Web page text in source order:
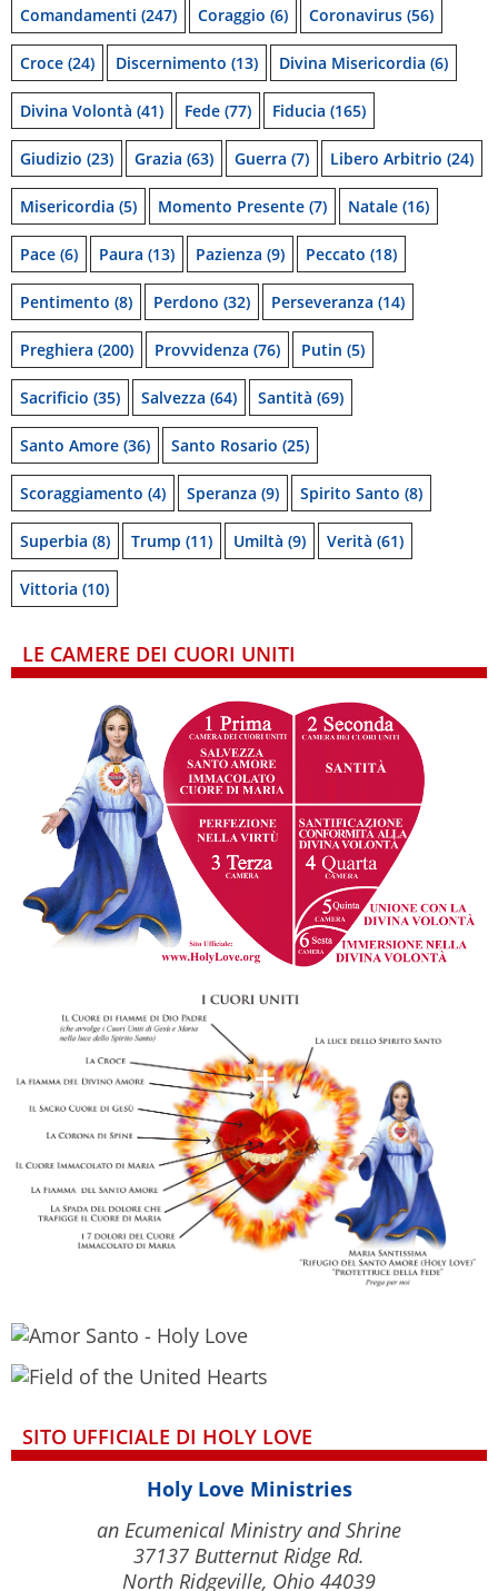
Comandamenti (247) Coraggio (6) Coronavirus (56)
Croce (24) Discernimento (13) Divina Misericordia (6)
Divina Volontà (41) Fede (77) Fiducia (165)
Giudizio (23) Grazia (63) Guerra (7) Libero Arbitrio (24)
Misericordia (5) Momento Presente (7) Natale (16)
Pace (6) Paura (13) Pazienza (9) Peccato (18)
Pentimento (8) Perdono (32) Perseveranza (14)
Preghiera (200) Provvidenza (76) Putin (5)
Sacrificio (35) Salvezza (64) Santità (69)
Santo Amore (36) Santo Rosario (25)
Scoraggiamento (4) Speranza (9) Spirito Santo (8)
Superbia (8) Trump (11) Umiltà (9) Verità (61)
Vittoria (10)
LE CAMERE DEI CUORI UNITI
SITO UFFICIALE DI HOLY LOVE
Holy Love Ministries
an Ecumenical Ministry and Shrine
37137 Butternut Ridge Rd.
North Ridgeville, Ohio 44039